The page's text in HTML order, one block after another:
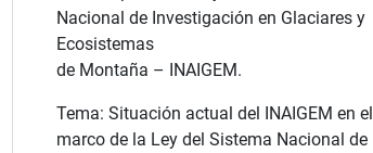
Nacional de Investigación en Glaciares y
Ecosistemas
de Montaña – INAIGEM.
Tema: Situación actual del INAIGEM en el
marco de la Ley del Sistema Nacional de